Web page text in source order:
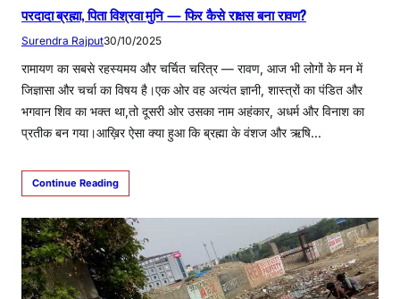
परदादा ब्रह्मा, पिता विश्रवा मुनि — फिर कैसे राक्षस बना रावण?
Surendra Rajput30/10/2025
रामायण का सबसे रहस्यमय और चर्चित चरित्र — रावण, आज भी लोगों के मन में
जिज्ञासा और चर्चा का विषय है।एक ओर वह अत्यंत ज्ञानी, शास्त्रों का पंडित और
भगवान शिव का भक्त था,तो दूसरी ओर उसका नाम अहंकार, अधर्म और विनाश का
प्रतीक बन गया।आख़िर ऐसा क्या हुआ कि ब्रह्मा के वंशज और ऋषि…
Continue Reading